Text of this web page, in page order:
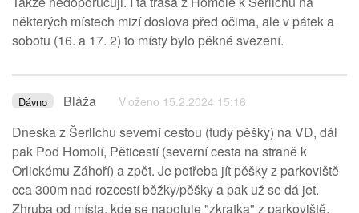
některých místech mizí doslova před očima, ale v pátek a
sobotu (16. a 17. 2) to místy bylo pěkné svezení.
Dávno Bláža Vloženo 15.2.2024 15:16
Dneska z Šerlichu severní cestou (tudy pěšky) na VD, dál
pak Pod Homolí, Pěticestí (severní cesta na straně k
Orlickému Záhoří) a zpět. Je potřeba jít pěšky z parkoviště
cca 300m nad rozcestí běžky/pěšky a pak už se dá jet.
Zhruba od místa, kde se napojuje "zkratka" z parkoviště.